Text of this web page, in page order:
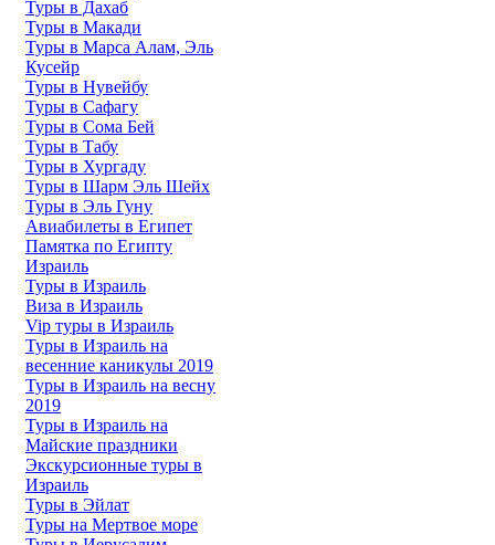
Туры в Дахаб
Туры в Макади
Туры в Марса Алам, Эль
Кусейр
Туры в Нувейбу
Туры в Сафагу
Туры в Сома Бей
Туры в Табу
Туры в Хургаду
Туры в Шарм Эль Шейх
Туры в Эль Гуну
Авиабилеты в Египет
Памятка по Египту
Израиль
Туры в Израиль
Виза в Израиль
Vip туры в Израиль
Туры в Израиль на
весенние каникулы 2019
Туры в Израиль на весну
2019
Туры в Израиль на
Майские праздники
Экскурсионные туры в
Израиль
Туры в Эйлат
Туры на Мертвое море